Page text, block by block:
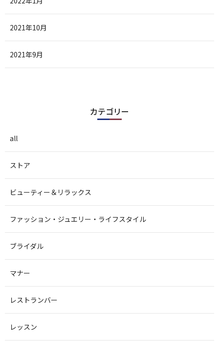
2021年10月
2021年9月
カテゴリー
all
ストア
ビューティー＆リラックス
ファッション・ジュエリー・ライフスタイル
ブライダル
マナー
レストランバー
レッスン